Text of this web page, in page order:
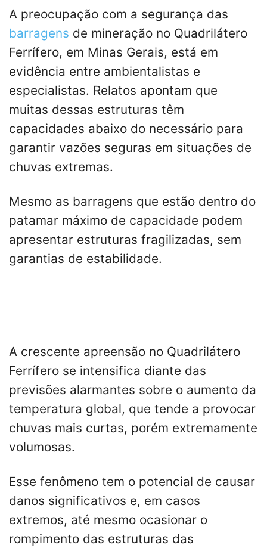
A preocupação com a segurança das
barragens de mineração no Quadrilátero
Ferrífero, em Minas Gerais, está em
evidência entre ambientalistas e
especialistas. Relatos apontam que
muitas dessas estruturas têm
capacidades abaixo do necessário para
garantir vazões seguras em situações de
chuvas extremas.
Mesmo as barragens que estão dentro do
patamar máximo de capacidade podem
apresentar estruturas fragilizadas, sem
garantias de estabilidade.
A crescente apreensão no Quadrilátero
Ferrífero se intensifica diante das
previsões alarmantes sobre o aumento da
temperatura global, que tende a provocar
chuvas mais curtas, porém extremamente
volumosas.
Esse fenômeno tem o potencial de causar
danos significativos e, em casos
extremos, até mesmo ocasionar o
rompimento das estruturas das